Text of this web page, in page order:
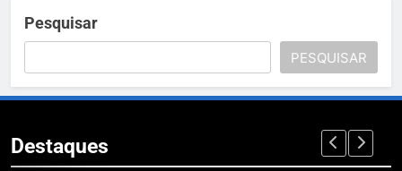
Pesquisar
PESQUISAR
Destaques